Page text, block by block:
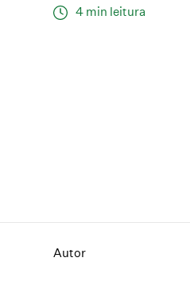
4 min leitura
Autor